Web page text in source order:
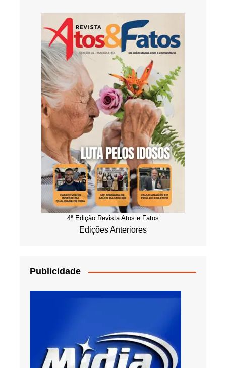
4ª Edição Revista Atos e Fatos
Edições Anteriores
Publicidade